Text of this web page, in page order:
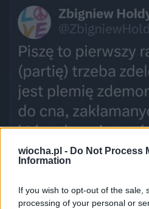
wiocha.pl - Do Not Process
Information
If you wish to opt-out of the sale,
processing of your personal or